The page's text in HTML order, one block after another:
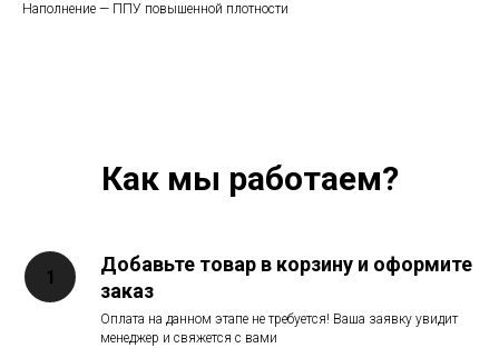
Наполнение — ППУ повышенной плотности
Как мы работаем?
Добавьте товар в корзину и оформите
заказ
Оплата на данном этапе не требуется! Ваша заявку увидит
менеджер и свяжется с вами